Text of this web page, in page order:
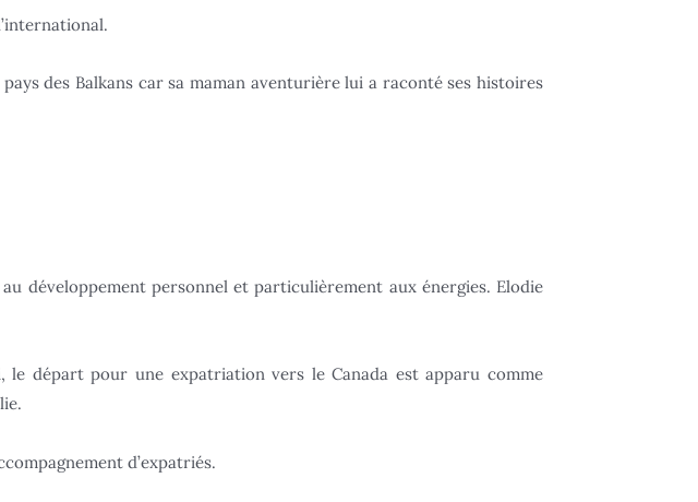
des Balkans car sa maman aventurière lui a raconté ses histoires
développement personnel et particulièrement aux énergies. Elodie
départ pour une expatriation vers le Canada est apparu comme
d’expatriés.